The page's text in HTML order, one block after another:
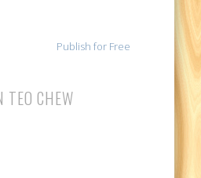
Publish for Free
CHEW